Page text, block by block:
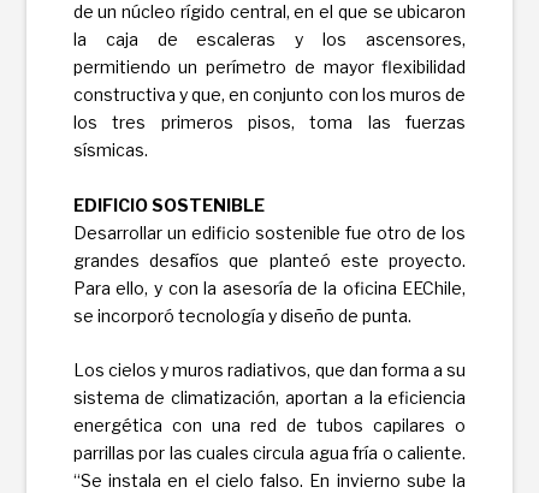
de un núcleo rígido central, en el que se ubicaron
la caja de escaleras y los ascensores,
permitiendo un perímetro de mayor flexibilidad
constructiva y que, en conjunto con los muros de
los tres primeros pisos, toma las fuerzas
sísmicas.
EDIFICIO SOSTENIBLE
Desarrollar un edificio sostenible fue otro de los
grandes desafíos que planteó este proyecto.
Para ello, y con la asesoría de la oficina EEChile,
se incorporó tecnología y diseño de punta.
Los cielos y muros radiativos, que dan forma a su
sistema de climatización, aportan a la eficiencia
energética con una red de tubos capilares o
parrillas por las cuales circula agua fría o caliente.
“Se instala en el cielo falso. En invierno sube la